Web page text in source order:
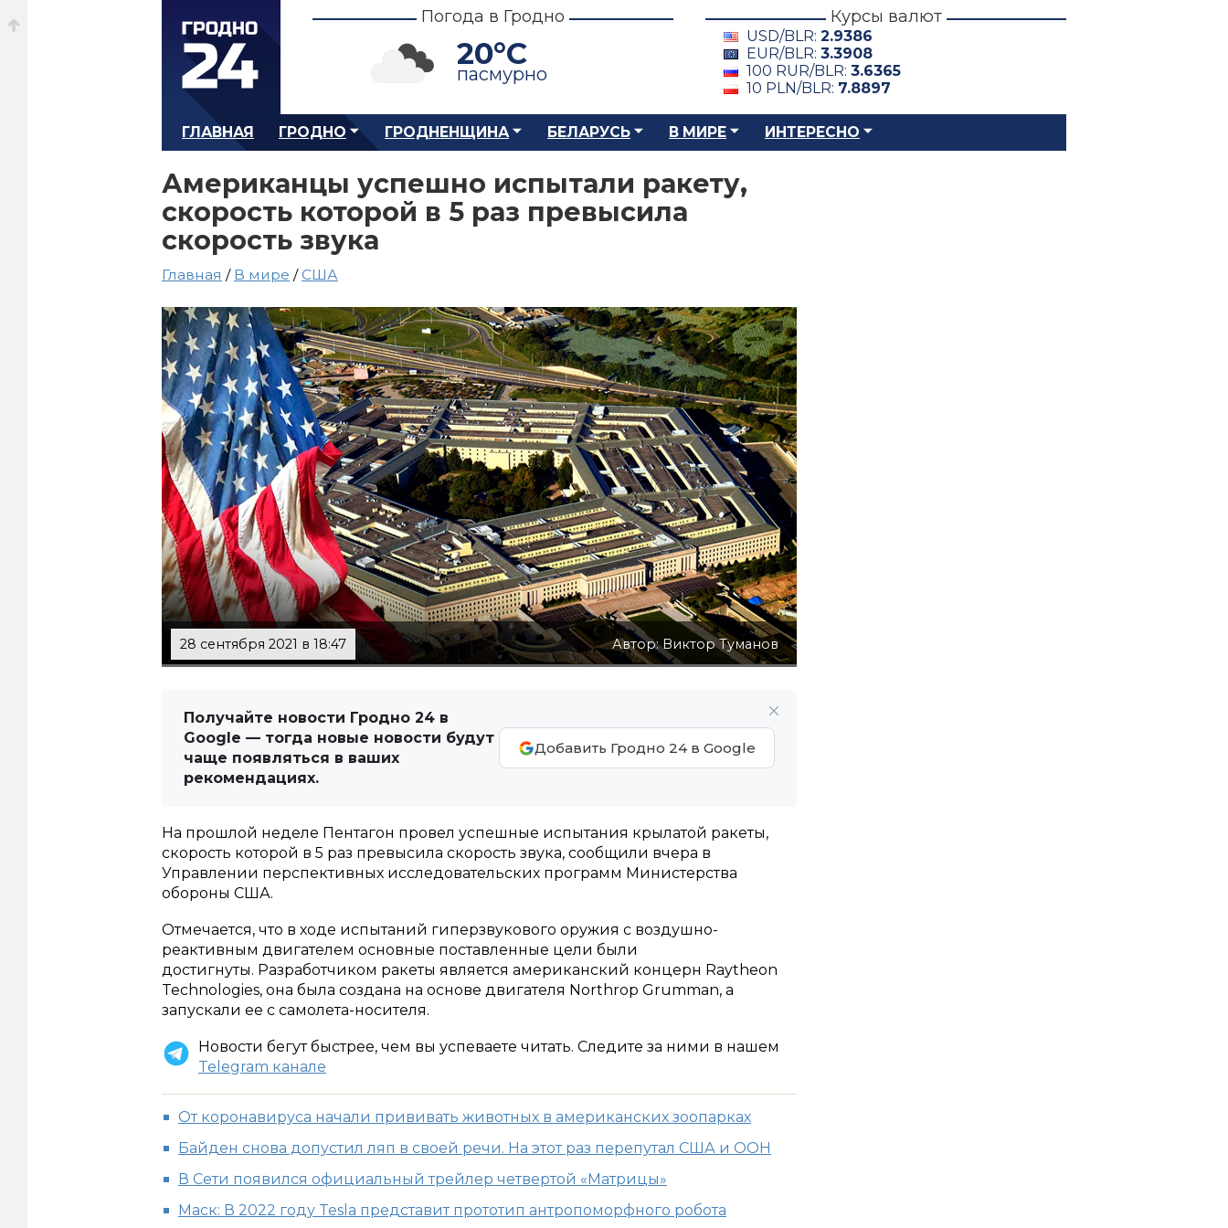
Погода в Гродно
20°C
пасмурно
Курсы валют
USD/BLR: 2.9386
EUR/BLR: 3.3908
100 RUR/BLR: 3.6365
10 PLN/BLR: 7.8897
ГЛАВНАЯ ГРОДНО ГРОДНЕНЩИНА БЕЛАРУСЬ В МИРЕ ИНТЕРЕСНО
Американцы успешно испытали ракету,
скорость которой в 5 раз превысила
скорость звука
Главная / В мире /США
28 сентября 2021 в 18:47 Автор: Виктор Туманов
Получайте новости Гродно 24 в
Google — тогда новые новости будут
чаще появляться в ваших
рекомендациях.
Добавить Гродно 24 в Google
На прошлой неделе Пентагон провел успешные испытания крылатой ракеты,
скорость которой в 5 раз превысила скорость звука, сообщили вчера в
Управлении перспективных исследовательских программ Министерства
обороны США.
Отмечается, что в ходе испытаний гиперзвукового оружия с воздушно-
реактивным двигателем основные поставленные цели были
достигнуты. Разработчиком ракеты является американский концерн Raytheon
Technologies, она была создана на основе двигателя Northrop Grumman, а
запускали ее с самолета-носителя.
Новости бегут быстрее, чем вы успеваете читать. Следите за ними в нашем
Telegram канале
От коронавируса начали прививать животных в американских зоопарках
Байден снова допустил ляп в своей речи. На этот раз перепутал США и ООН
В Сети появился официальный трейлер четвертой «Матрицы»
Маск: В 2022 году Tesla представит прототип антропоморфного робота